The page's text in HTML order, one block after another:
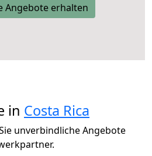
Angebote erhalten
in Costa Rica
unverbindliche Angebote